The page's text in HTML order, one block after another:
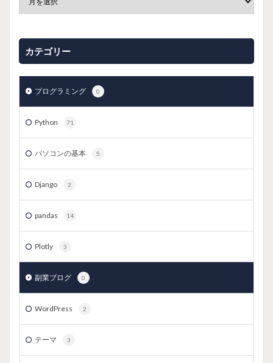
カテゴリー
プログラミング 0
Python 71
パソコンの基本 5
Django 2
pandas 14
Plotly 3
副業ブログ 0
WordPress 2
テーマ 3